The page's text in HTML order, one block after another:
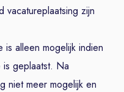
vacatureplaatsing zijn
is alleen mogelijk indien
geplaatst. Na
niet meer mogelijk en